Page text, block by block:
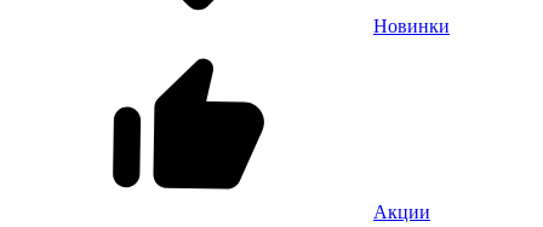
Новинки
Акции